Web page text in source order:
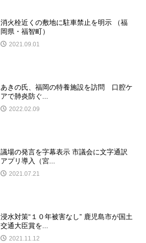
消火栓近くの敷地に駐車禁止を明示 （福
岡県・福智町）
2021.09.01
あきの氏、福岡の特養施設を訪問 口腔ケ
アで肺炎防ぐ...
2022.02.09
議場の発言を字幕表示 市議会に文字通訳
アプリ導入（宮...
2021.07.21
浸水対策“１０年被害なし” 鹿児島市が国土
交通大臣賞を...
2021.11.12